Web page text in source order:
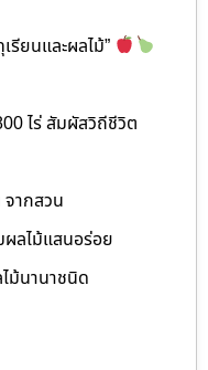
ยนและผลไม้”
ไร่ สัมผัสวิถีชีวิต
ากสวน
ลไม้แสนอร่อย
ม้นานาชนิด